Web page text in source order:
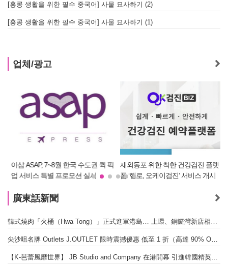
[홍콩 생활을 위한 필수 중국어] 사물 묘사하기 (2)
[홍콩 생활을 위한 필수 중국어] 사물 묘사하기 (1)
업체/광고
아삽 ASAP, 7~8월 한국 수도권 퀵 픽
업 서비스 특별 프로모션 실시
재외동포 위한 착한 건강검진 플랫
폼 ‘헬로, 오케이검진’ 서비스 개시
廣東話新聞
韓式燒肉「火桶（Hwa Tong）」正式進軍港島… 上環、銅鑼灣新店相繼開幕
尖沙咀名牌 Outlets J.OUTLET 限時震撼優惠 低至 1 折（高達 90% OFF）
【K-芭蕾風靡世界】 JB Studio and Company 在港開幕 引進韓國精英芭蕾教育系統